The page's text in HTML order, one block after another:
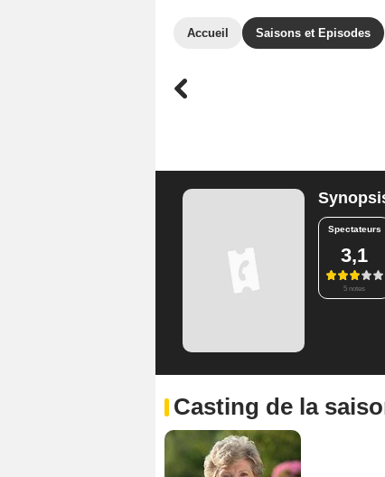
Accueil Saisons et Episodes
Spectateurs
3,1
5 notes
Casting de la